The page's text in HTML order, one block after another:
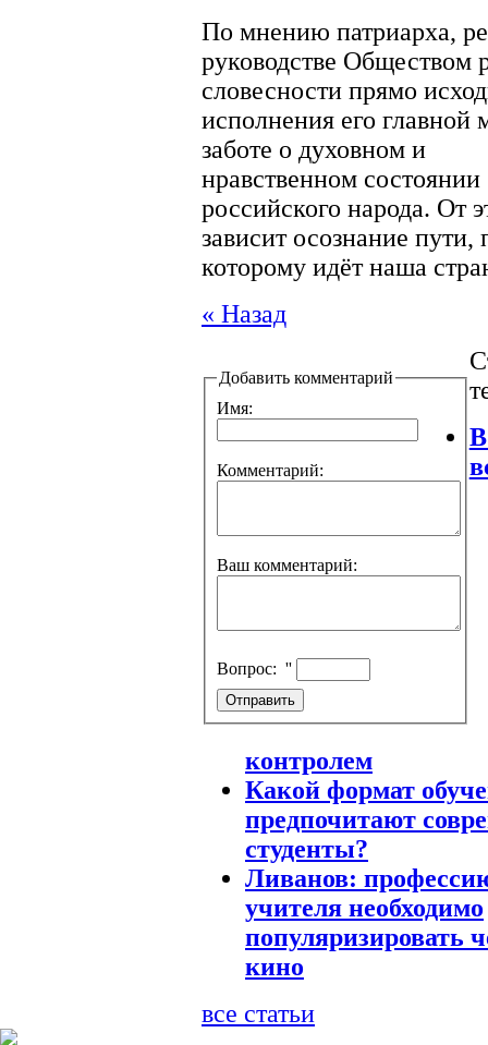
По мнению патриарха,
руководстве Обществом
словесности прямо
исполнения его главной
заботе о духовном и
нравственном состоянии
российского народа. От
зависит осознание пути,
которому идёт наша
« Назад
Добавить комментарий
Имя:
Комментарий:
Ваш комментарий:
Вопрос: ''
контролем
Какой формат
предпочитают
студенты?
Ливанов:
учителя необходимо
популяризировать
кино
все статьи